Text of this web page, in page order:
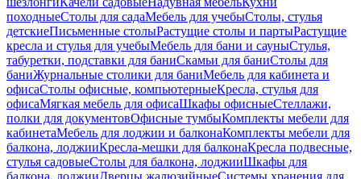
походныеСтолы для садаМебель для учебыСтолы, стулья
детскиеПисьменные столыРастущие столы и партыРастущие
кресла и стулья для учебыМебель для бани и сауныСтулья,
табуретки, подставки для баниСкамьи для баниСтолы для
баниЖурнальные столики для баниМебель для кабинета и
офисаСтолы офисные, компьютерныеКресла, стулья для
офисаМягкая мебель для офисаШкафы офисныеСтеллажи,
полки для документовОфисные тумбыКомплекты мебели для
кабинетаМебель для лоджии и балконаКомплекты мебели для
балкона, лоджииКресла-мешки для балконаКресла подвесные,
стулья садовыеСтолы для балкона, лоджииШкафы для
балкона, лоджииДверцы жалюзийныеСистемы хранения для